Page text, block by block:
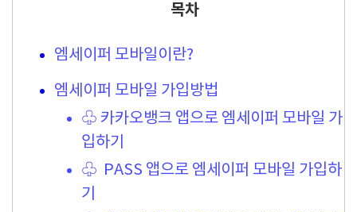
목차
엠세이퍼 모바일이란?
엠세이퍼 모바일 가입방법
♧ 카카오뱅크 앱으로 엠세이퍼 모바일 가
입하기
♧ PASS 앱으로 엠세이퍼 모바일 가입하
기